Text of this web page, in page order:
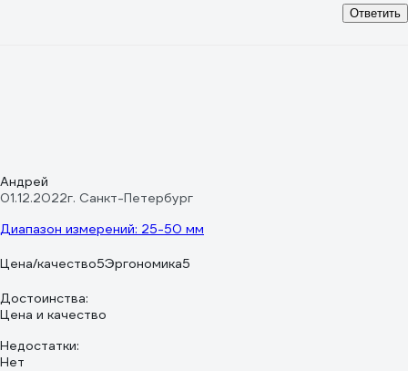
Ответить
Андрей
01.12.2022г. Санкт-Петербург
Диапазон измерений: 25-50 мм
Цена/качество5Эргономика5
Достоинства:
Цена и качество
Недостатки:
Нет